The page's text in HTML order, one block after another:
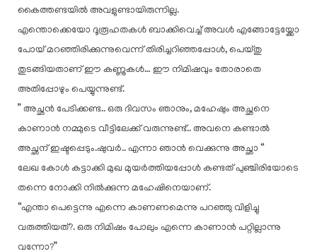
കൈത്തണ്ടയിൽ അവളുണ്ടായിരുന്നില്ല.
എന്തൊക്കെയോ ദൂരൂഹതകൾ ബാക്കിവെച്ച് അവൾ എങ്ങോട്ടേയ്ക്കോ
പോയ് മറഞ്ഞിരിക്കുന്നുവെന്ന് തിരിച്ചറിഞ്ഞപ്പോൾ, പെയ്തു
തുടങ്ങിയതാണ് ഈ കണ്ണുകൾ… ഈ നിമിഷവും തോരാതെ
അതിപ്പോഴും പെയ്യുന്നുണ്ട്.
” അച്ഛൻ പേടിക്കണ്ട.. ഒരു ദിവസം ഞാനും, മഹേഷും അച്ഛനെ
കാണാൻ നമ്മുടെ വീട്ടിലേക്ക് വരുന്നുണ്ട്.. അവനെ കണ്ടാൽ
അച്ഛന് ഇഷ്ടപ്പെടും.ഷുവർ.. എന്നാ ഞാൻ വെക്കുന്നു അച്ഛാ “
ലേഖ കോൾ കട്ടാക്കി മുഖ മുയർത്തിയപ്പോൾ കണ്ടത് പുഞ്ചിരിയോടെ
തന്നെ നോക്കി നിൽക്കുന്ന മഹേഷിനെയാണ്.
“എന്താ പെട്ടെന്നു എന്നെ കാണണമെന്നു പറഞ്ഞു വിളിച്ചു
വരുത്തിയത്?. ഒരു നിമിഷം പോലും എന്നെ കാണാൻ പറ്റില്ലാന്നു
വന്നോ?”